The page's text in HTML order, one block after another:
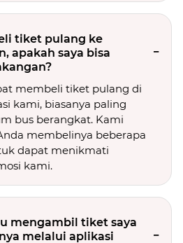
tiket pulang ke
apakah saya bisa
membeli tiket pulang di
kami, biasanya paling
bus berangkat. Kami
membelinya beberapa
dapat menikmati
kami.
mengambil tiket saya
melalui aplikasi